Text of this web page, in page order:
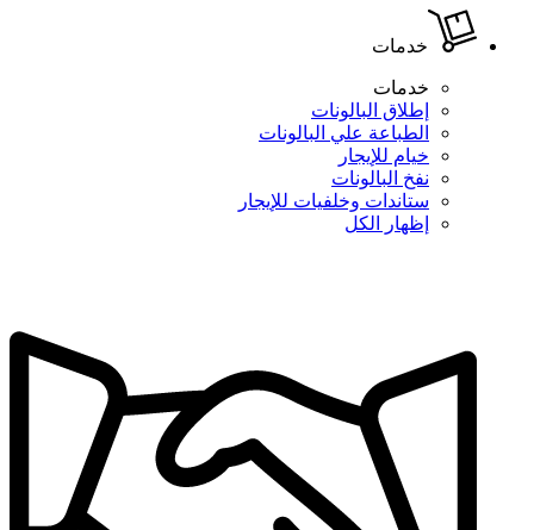
خدمات
خدمات
إطلاق البالونات
الطباعة علي البالونات
خيام للإيجار
نفخ البالونات
ستاندات وخلفيات للإيجار
إظهار الكل